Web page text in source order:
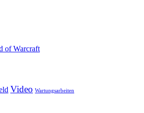
of Warcraft
Video Wartungsarbeiten